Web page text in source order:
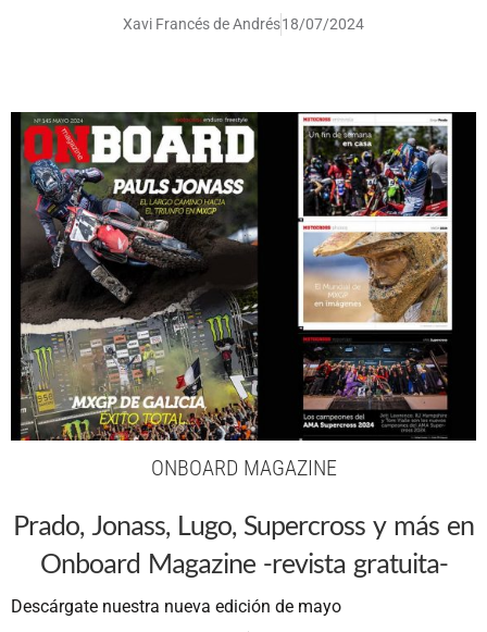
Xavi Francés de Andrés18/07/2024
ONBOARD MAGAZINE
Prado, Jonass, Lugo, Supercross y más en
Onboard Magazine -revista gratuita-
Descárgate nuestra nueva edición de mayo